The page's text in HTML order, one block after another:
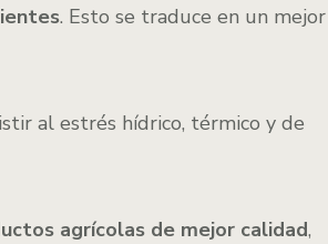
. Esto se traduce en un mejor
al estrés hídrico, térmico y de
agrícolas de mejor calidad,